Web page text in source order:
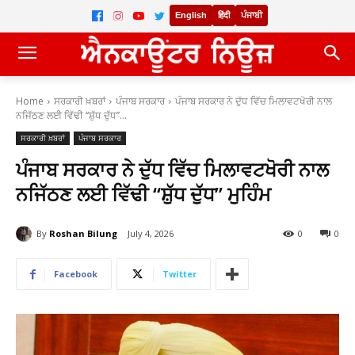
English हिंदी ਪੰਜਾਬੀ
Home ਸਰਕਾਰੀ ਖ਼ਬਰਾਂ ਪੰਜਾਬ ਸਰਕਾਰ
ਪੰਜਾਬ ਸਰਕਾਰ ਨੇ ਦੁੱਧ ਵਿੱਚ ਮਿਲਾਵਟਖੋਰੀ ਨਾਲ
ਨਜਿੱਠਣ ਲਈ ਵਿੱਢੀ ‘‘ਸ਼ੁੱਧ ਦੁੱਧ’’...
ਸਰਕਾਰੀ ਖ਼ਬਰਾਂ ਪੰਜਾਬ ਸਰਕਾਰ
ਪੰਜਾਬ ਸਰਕਾਰ ਨੇ ਦੁੱਧ ਵਿੱਚ ਮਿਲਾਵਟਖੋਰੀ ਨਾਲ
ਨਜਿੱਠਣ ਲਈ ਵਿੱਢੀ ‘‘ਸ਼ੁੱਧ ਦੁੱਧ’’ ਮੁਹਿੰਮ
By Roshan Bilung July 4, 2026 0
0
Facebook Twitter